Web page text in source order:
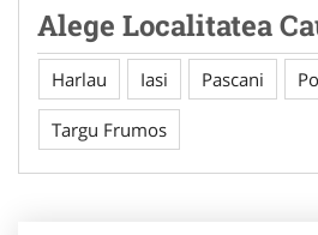
Alege Localitatea
Harlau Iasi Pascani
Targu Frumos